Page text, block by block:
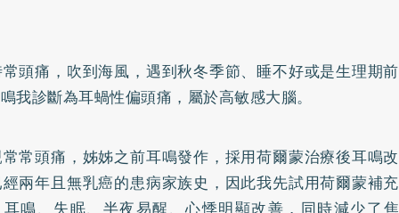
頭痛，吹到海風，遇到秋冬季節、睡不好或是生理期前
我診斷為耳蝸性偏頭痛，屬於高敏感大腦。
常頭痛，姊姊之前耳鳴發作，採用荷爾蒙治療後耳鳴改
兩年且無乳癌的患病家族史，因此我先試用荷爾蒙補充